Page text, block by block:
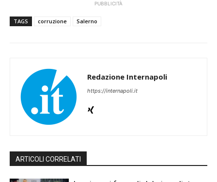
PUBBLICITÀ
TAGS corruzione Salerno
Redazione Internapoli
https://internapoli.it
ARTICOLI CORRELATI